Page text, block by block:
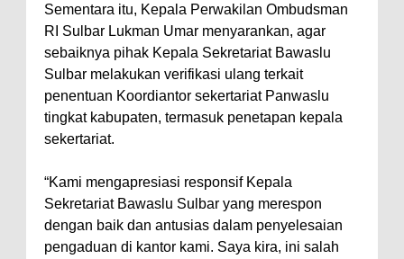
Sementara itu, Kepala Perwakilan Ombudsman
RI Sulbar Lukman Umar menyarankan, agar
sebaiknya pihak Kepala Sekretariat Bawaslu
Sulbar melakukan verifikasi ulang terkait
penentuan Koordiantor sekertariat Panwaslu
tingkat kabupaten, termasuk penetapan kepala
sekertariat.
“Kami mengapresiasi responsif Kepala
Sekretariat Bawaslu Sulbar yang merespon
dengan baik dan antusias dalam penyelesaian
pengaduan di kantor kami. Saya kira, ini salah